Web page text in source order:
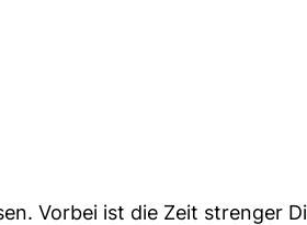
Vorbei ist die Zeit strenger